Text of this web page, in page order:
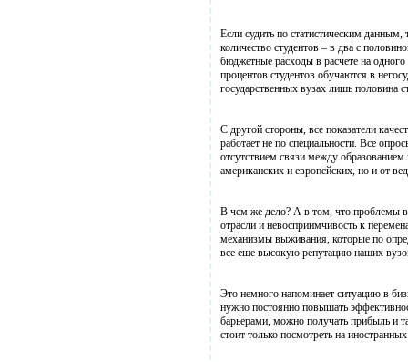
Если судить по статистическим
количество студентов – в два с
бюджетные расходы в расчете на одного
процентов студентов обучаются в
государственных вузах лишь половина
С другой стороны, все показатели
работает не по специальности. Все
отсутствием связи между
американских и европейских, но и от
В чем же дело? А в том, что проблемы
отрасли и невосприимчивость к
механизмы выживания, которые по
все еще высокую репутацию наших
Это немного напоминает ситуацию в
нужно постоянно повышать
барьерами, можно получать прибыль и
стоит только посмотреть на